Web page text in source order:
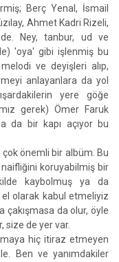
Berç Yenal, İsmail
Ahmet Kadri Rizeli,
Ney, tanbur, ud ve
'oya' gibi işlenmiş bu
ve deyişleri alıp,
anlayanlara da yol
yere göğe
gerek) Ömer Faruk
da bir kapı açıyor bu
önemli bir albüm. Bu
koruyabilmiş bir
kaybolmuş ya da
el olarak kabul etmeliyiz
çakışmasa da olur, öyle
size de yer var.
hiç itiraz etmeyen
Ben ve yanımdakiler